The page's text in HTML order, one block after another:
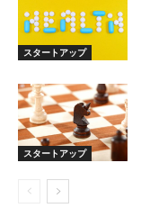
スタートアップ
スタートアップ